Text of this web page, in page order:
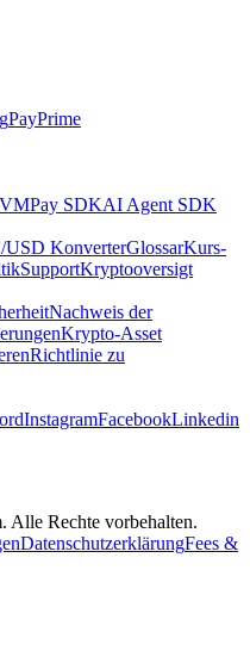
PayPrime
Pay SDKAI Agent SDK
USD KonverterGlossarKurs-
SupportKryptooversigt
Nachweis der
Krypto-Asset
Richtlinie zu
InstagramFacebookLinkedin
Rechte vorbehalten.
DatenschutzerklärungFees &